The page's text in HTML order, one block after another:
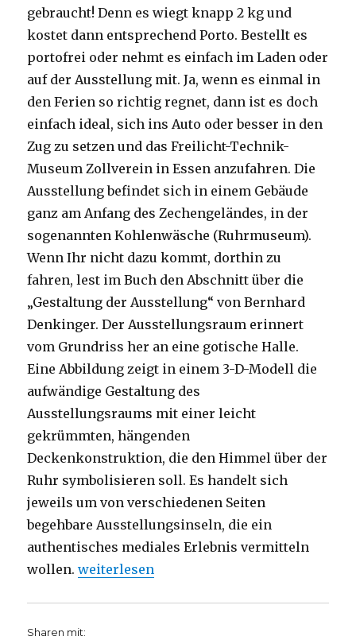
gebraucht! Denn es wiegt knapp 2 kg und
kostet dann entsprechend Porto. Bestellt es
portofrei oder nehmt es einfach im Laden oder
auf der Ausstellung mit. Ja, wenn es einmal in
den Ferien so richtig regnet, dann ist es doch
einfach ideal, sich ins Auto oder besser in den
Zug zu setzen und das Freilicht-Technik-
Museum Zollverein in Essen anzufahren. Die
Ausstellung befindet sich in einem Gebäude
ganz am Anfang des Zechengeländes, in der
sogenannten Kohlenwäsche (Ruhrmuseum).
Wenn Ihr nicht dazu kommt, dorthin zu
fahren, lest im Buch den Abschnitt über die
„Gestaltung der Ausstellung“ von Bernhard
Denkinger. Der Ausstellungsraum erinnert
vom Grundriss her an eine gotische Halle.
Eine Abbildung zeigt in einem 3-D-Modell die
aufwändige Gestaltung des
Ausstellungsraums mit einer leicht
gekrümmten, hängenden
Deckenkonstruktion, die den Himmel über der
Ruhr symbolisieren soll. Es handelt sich
jeweils um von verschiedenen Seiten
begehbare Ausstellungsinseln, die ein
authentisches mediales Erlebnis vermitteln
wollen.„Vielfalt statt Spaltung, Rezension von
weiterlesen
Sharen mit: